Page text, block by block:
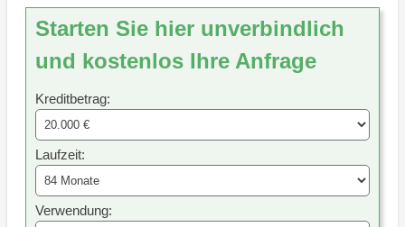
Starten Sie hier unverbindlich
und kostenlos Ihre Anfrage
Kreditbetrag:
Laufzeit:
Verwendung: